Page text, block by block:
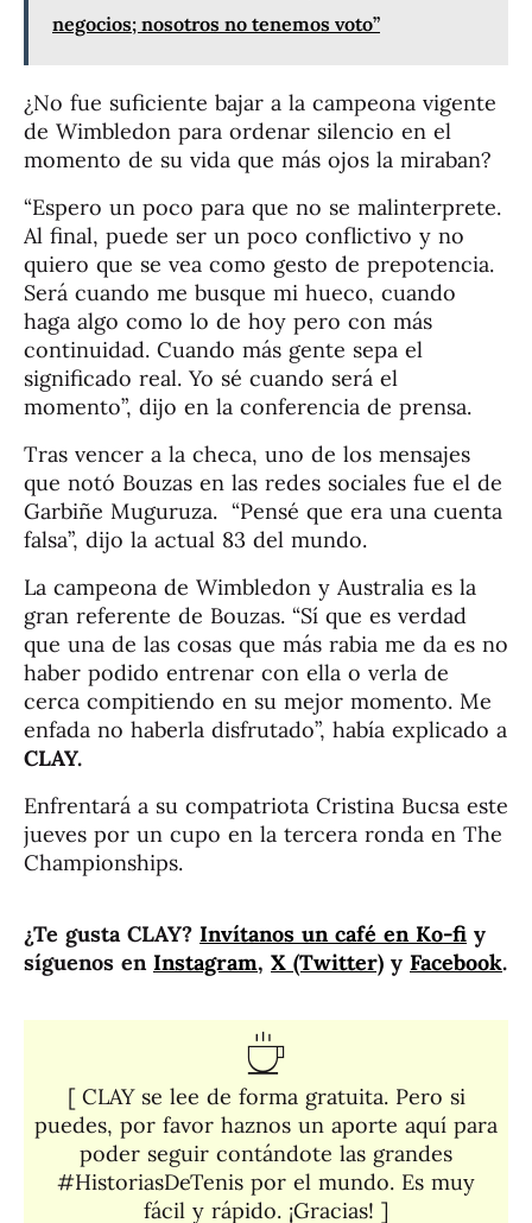
negocios; nosotros no tenemos voto”
¿No fue suficiente bajar a la campeona vigente
de Wimbledon para ordenar silencio en el
momento de su vida que más ojos la miraban?
“Espero un poco para que no se malinterprete.
Al final, puede ser un poco conflictivo y no
quiero que se vea como gesto de prepotencia.
Será cuando me busque mi hueco, cuando
haga algo como lo de hoy pero con más
continuidad. Cuando más gente sepa el
significado real. Yo sé cuando será el
momento”, dijo en la conferencia de prensa.
Tras vencer a la checa, uno de los mensajes
que notó Bouzas en las redes sociales fue el de
Garbiñe Muguruza. “Pensé que era una cuenta
falsa”, dijo la actual 83 del mundo.
La campeona de Wimbledon y Australia es la
gran referente de Bouzas. “Sí que es verdad
que una de las cosas que más rabia me da es no
haber podido entrenar con ella o verla de
cerca compitiendo en su mejor momento. Me
enfada no haberla disfrutado”, había explicado a
CLAY.
Enfrentará a su compatriota Cristina Bucsa este
jueves por un cupo en la tercera ronda en The
Championships.
¿Te gusta CLAY? Invítanos un café en Ko-fi y
síguenos en Instagram, X (Twitter) y Facebook.
[ CLAY se lee de forma gratuita. Pero si
puedes, por favor haznos un aporte aquí para
poder seguir contándote las grandes
#HistoriasDeTenis por el mundo. Es muy
fácil y rápido. ¡Gracias! ]​